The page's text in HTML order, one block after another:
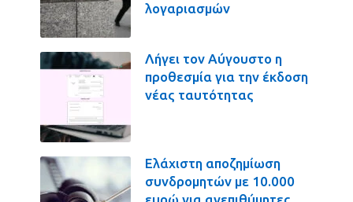
λογαριασμών
Λήγει τον Αύγουστο η
προθεσμία για την έκδοση
νέας ταυτότητας
Ελάχιστη αποζημίωση
συνδρομητών με 10.000